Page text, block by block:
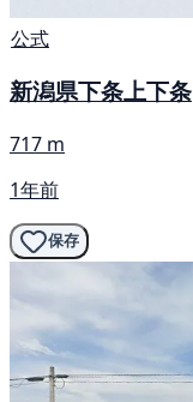
公式
新潟県下条上下条
717 m
1年前
保存